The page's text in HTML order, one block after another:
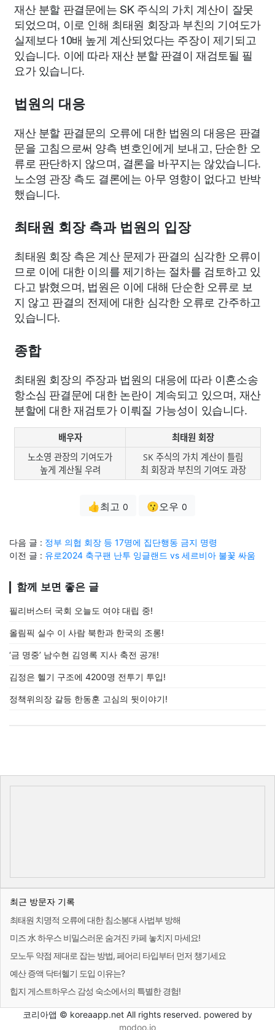
재산 분할 판결문에는 SK 주식의 가치 계산이 잘못
되었으며, 이로 인해 최태원 회장과 부친의 기여도가
실제보다 10배 높게 계산되었다는 주장이 제기되고
있습니다. 이에 따라 재산 분할 판결이 재검토될 필
요가 있습니다.
법원의 대응
재산 분할 판결문의 오류에 대한 법원의 대응은 판결
문을 고침으로써 양측 변호인에게 보내고, 단순한 오
류로 판단하지 않으며, 결론을 바꾸지는 않았습니다.
노소영 관장 측도 결론에는 아무 영향이 없다고 반박
했습니다.
최태원 회장 측과 법원의 입장
최태원 회장 측은 계산 문제가 판결의 심각한 오류이
므로 이에 대한 이의를 제기하는 절차를 검토하고 있
다고 밝혔으며, 법원은 이에 대해 단순한 오류로 보
지 않고 판결의 전제에 대한 심각한 오류로 간주하고
있습니다.
종합
최태원 회장의 주장과 법원의 대응에 따라 이혼소송
항소심 판결문에 대한 논란이 계속되고 있으며, 재산
분할에 대한 재검토가 이뤄질 가능성이 있습니다.
배우자
최태원 회장
노소영 관장의 기여도가
높게 계산될 우려
SK 주식의 가치 계산이 틀림
최 회장과 부친의 기여도 과장
👍최고 0 😗오우 0
다음 글 : 정부 의협 회장 등 17명에 집단행동 금지 명령
이전 글 : 유로2024 축구팬 난투 잉글랜드 vs 세르비아 불꽃 싸움
함께 보면 좋은 글
필리버스터 국회 오늘도 여야 대립 중!
올림픽 실수 이 사람 북한과 한국의 조롱!
‘금 명중’ 남수현 김영록 지사 축전 공개!
김정은 헬기 구조에 4200명 전투기 투입!
정책위의장 갈등 한동훈 고심의 뒷이야기!
최근 방문자 기록
최태원 치명적 오류에 대한 침소봉대 사법부 방해
미즈 水 하우스 비밀스러운 숨겨진 카페 놓치지 마세요!
모노두 약점 제대로 잡는 방법, 페어리 타입부터 먼저 챙기세요
예산 증액 닥터헬기 도입 이유는?
힙지 게스트하우스 감성 숙소에서의 특별한 경험!
코리아앱 © koreaapp.net All rights reserved. powered by
modoo.io